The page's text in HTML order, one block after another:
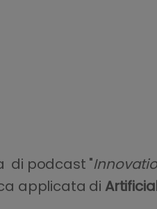
di podcast "
applicata di